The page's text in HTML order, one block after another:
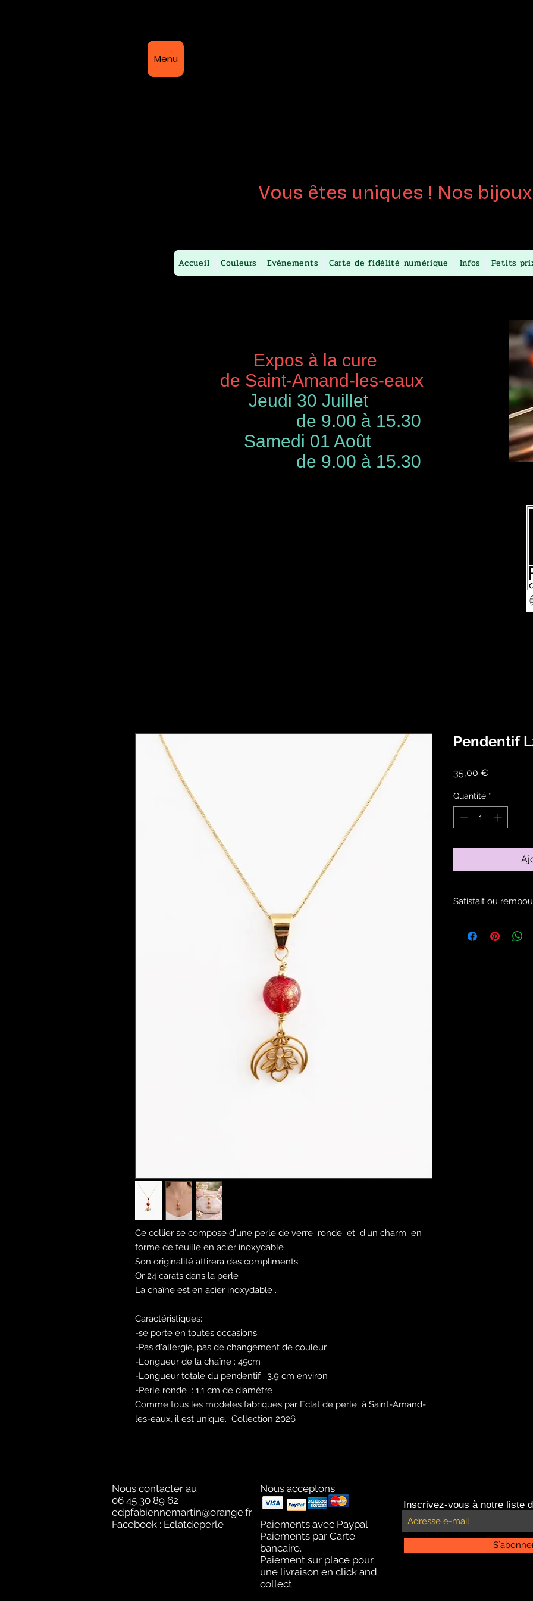
Menu
Vous êtes uniques ! Nos
Accueil Couleurs Evénements Carte de fidélité numérique Infos Petits
Expos à la cure
de Saint-Amand-les-eaux
Jeudi 30 Juillet
de 9.00 à 15.30
Samedi 01 Août
de 9.00 à 15.30
Ce collier se compose d'une perle de verre ronde et d'un charm en
forme de feuille en acier inoxydable .
Son originalité attirera des compliments.
Or 24 carats dans la perle
La chaîne est en acier inoxydable .
Caractéristiques:
-se porte en toutes occasions
-Pas d'allergie, pas de changement de couleur
-Longueur de la chaîne : 45cm
-Longueur totale du pendentif : 3,9 cm environ
-Perle ronde : 1,1 cm de diamètre
Comme tous les modèles fabriqués par Eclat de perle à Saint-Amand-
les-eaux, il est unique. Collection 2026
Pendentif
35,00 €
Quantité *
Satisfait ou
Nous contacter au
06 45 30 89 62
edpfabiennemartin@orange.fr
Facebook : Eclatdeperle
Nous acceptons
Paiements avec Paypal
Paiements par Carte
bancaire.
Paiement sur place pour
une livraison en click and
collect
Inscrivez-vous à notre liste